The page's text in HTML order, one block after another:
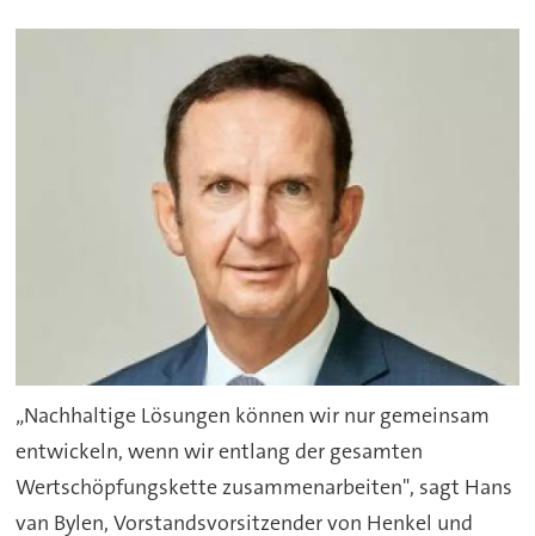
„Nachhaltige Lösungen können wir nur gemeinsam
entwickeln, wenn wir entlang der gesamten
Wertschöpfungskette zusammenarbeiten", sagt Hans
van Bylen, Vorstandsvorsitzender von Henkel und